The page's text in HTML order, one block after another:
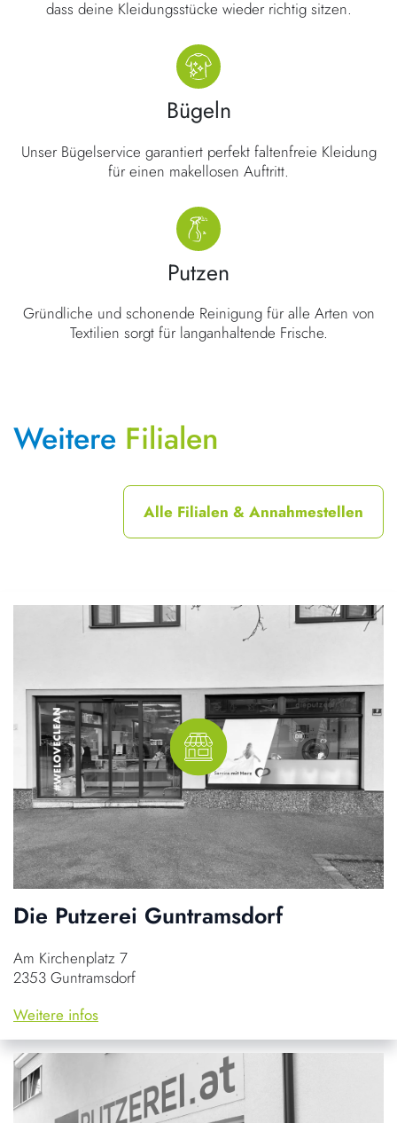
dass deine Kleidungsstücke wieder richtig sitzen.
Bügeln
Unser Bügelservice garantiert perfekt faltenfreie Kleidung
für einen makellosen Auftritt.
Putzen
Gründliche und schonende Reinigung für alle Arten von
Textilien sorgt für langanhaltende Frische.
Weitere Filialen
Alle Filialen & Annahmestellen
Die Putzerei Guntramsdorf
Am Kirchenplatz 7
2353 Guntramsdorf
Weitere infos